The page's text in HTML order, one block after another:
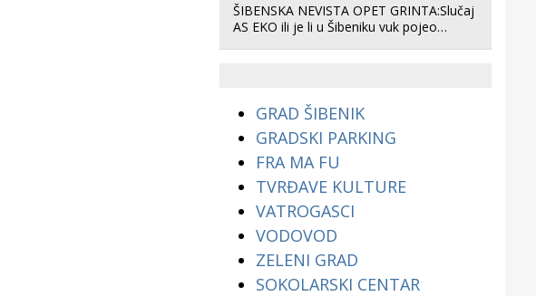
ŠIBENSKA NEVISTA OPET GRINTA:Slučaj
AS EKO ili je li u Šibeniku vuk pojeo
GRAD ŠIBENIK
GRADSKI PARKING
FRA MA FU
TVRĐAVE KULTURE
VATROGASCI
VODOVOD
ZELENI GRAD
SOKOLARSKI CENTAR